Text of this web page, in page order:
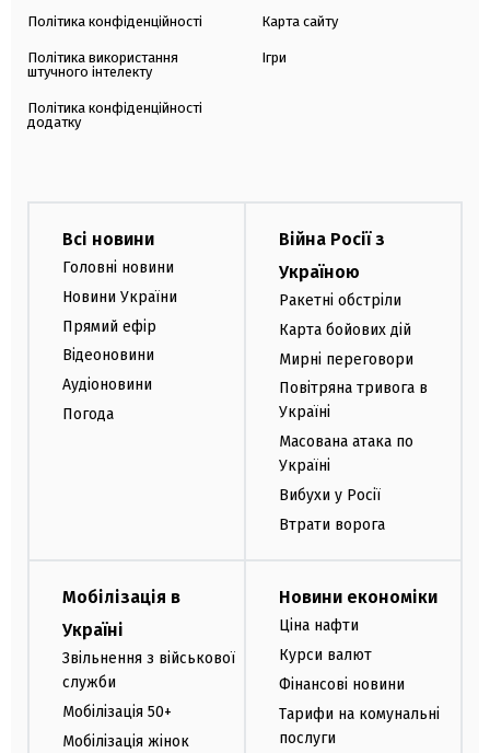
Політика конфіденційності
Політика використання
штучного інтелекту
Політика конфіденційності
додатку
Карта сайту
Ігри
Всі новини
Головні новини
Новини України
Прямий ефір
Відеоновини
Аудіоновини
Погода
Війна Росії з
Україною
Ракетні обстріли
Карта бойових дій
Мирні переговори
Повітряна тривога в
Україні
Масована атака по
Україні
Вибухи у Росії
Втрати ворога
Мобілізація в
Україні
Звільнення з військової
служби
Мобілізація 50+
Мобілізація жінок
Новини економіки
Ціна нафти
Курси валют
Фінансові новини
Тарифи на комунальні
послуги